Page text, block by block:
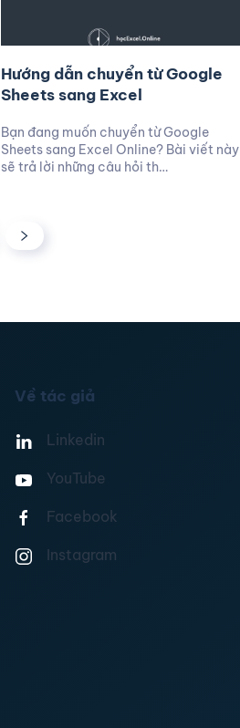
Hướng dẫn chuyển từ Google
Sheets sang Excel
Bạn đang muốn chuyển từ Google
Sheets sang Excel Online? Bài viết này
sẽ trả lời những câu hỏi th…
Về tác giả
Linkedin
YouTube
Facebook
Instagram